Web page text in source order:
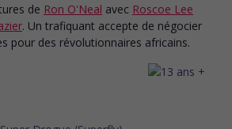
de Ron O'Neal avec Roscoe Lee
. Un trafiquant accepte de négocier
pour des révolutionnaires africains.